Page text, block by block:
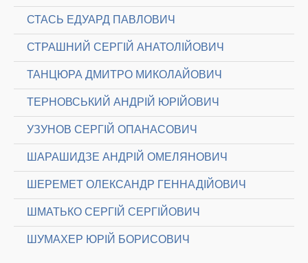
СТАСЬ ЕДУАРД ПАВЛОВИЧ
СТРАШНИЙ СЕРГІЙ АНАТОЛІЙОВИЧ
ТАНЦЮРА ДМИТРО МИКОЛАЙОВИЧ
ТЕРНОВСЬКИЙ АНДРІЙ ЮРІЙОВИЧ
УЗУНОВ СЕРГІЙ ОПАНАСОВИЧ
ШАРАШИДЗЕ АНДРІЙ ОМЕЛЯНОВИЧ
ШЕРЕМЕТ ОЛЕКСАНДР ГЕННАДІЙОВИЧ
ШМАТЬКО СЕРГІЙ СЕРГІЙОВИЧ
ШУМАХЕР ЮРІЙ БОРИСОВИЧ